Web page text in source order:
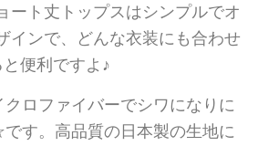
ート丈トップスはシンプルでオ
インで、どんな衣装にも合わせ
便利ですよ♪
ロファイバーでシワになりに
です。高品質の日本製の生地に